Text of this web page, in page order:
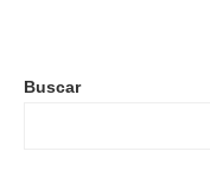
Buscar